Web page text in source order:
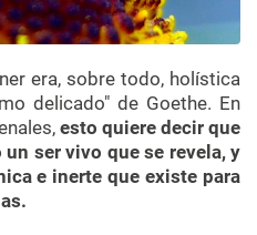
era, sobre todo, holística
delicado" de Goethe. En
esto quiere decir que
ser vivo que se revela, y
e inerte que existe para